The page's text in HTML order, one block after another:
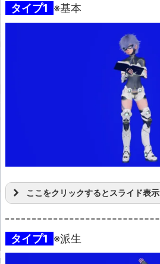
タイプ1 ※基本
ここをクリックするとスライド表示
タイプ1 ※派生